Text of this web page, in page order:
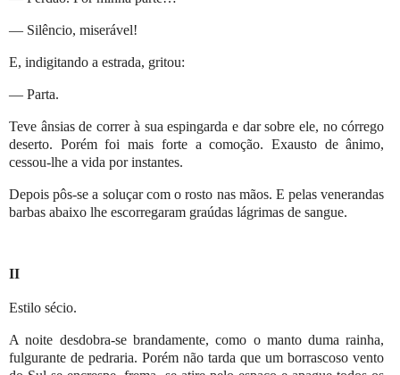
— Silêncio, miserável!
E, indigitando a estrada, gritou:
— Parta.
Teve ânsias de correr à sua espingarda e dar sobre ele, no córrego
deserto. Porém foi mais forte a comoção. Exausto de ânimo,
cessou-lhe a vida por instantes.
Depois pôs-se a soluçar com o rosto nas mãos. E pelas venerandas
barbas abaixo lhe escorregaram graúdas lágrimas de sangue.
II
Estilo sécio.
A noite desdobra-se brandamente, como o manto duma rainha,
fulgurante de pedraria. Porém não tarda que um borrascoso vento